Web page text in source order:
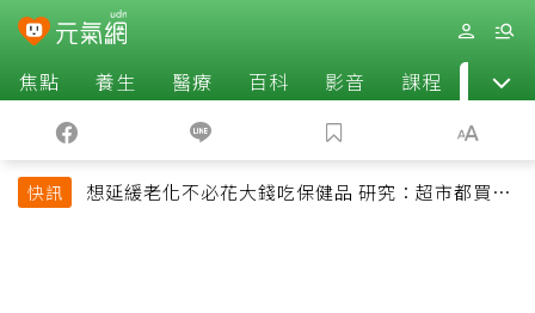
焦點 養生 醫療 百科 影音 課程 退休
快訊
想延緩老化不必花大錢吃保健品 研究：超市都買得